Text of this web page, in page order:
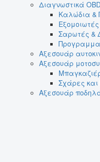
Διαγνωστικά
Καλώδια &
Σαρωτές &
Αξεσουάρ
Αξεσουάρ
Σχάρες και
Αξεσουάρ